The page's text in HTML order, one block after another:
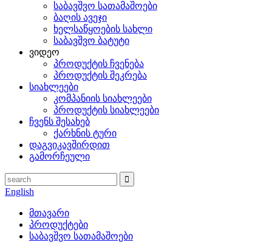
საბავშვო სათამაშოები
ბაღის ავეჯი
ხელსაწყოების სახლი
საბავშვო ბატუტი
ვიდეო
პროდუქტის ჩვენება
პროდუქტის შეკრება
სიახლეები
კომპანიის სიახლეები
პროდუქტის სიახლეები
ჩვენს შესახებ
ქარხნის ტური
დაგვიკავშირდით
გამორჩეული
English
მთავარი
პროდუქტები
საბავშვო სათამაშოები